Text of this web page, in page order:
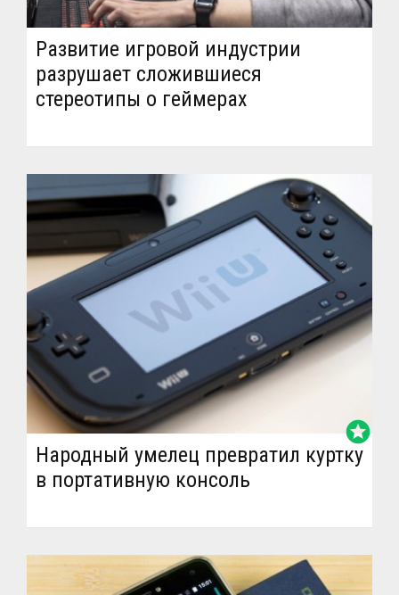
Развитие игровой индустрии
разрушает сложившиеся
стереотипы о геймерах
Народный умелец превратил куртку
в портативную консоль
stars